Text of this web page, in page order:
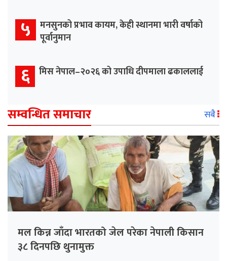
५
मनसुनको प्रभाव कायम, केही स्थानमा भारी वर्षाको
पूर्वानुमान
६ मिस नेपाल–२०२६ को उपाधि दीपमाला ढकाललाई
सम्वन्धित समाचार सबै
मल किन्न जाँदा भारतको जेल परेका नेपाली किसान
३८ दिनपछि थुनामुक्त